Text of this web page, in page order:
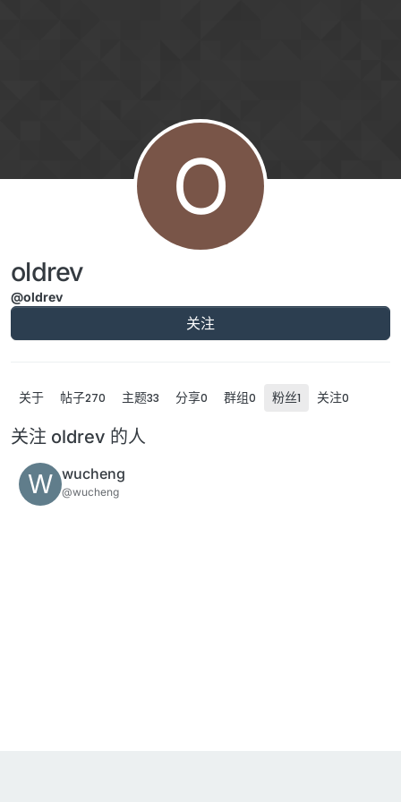
O
oldrev
@oldrev
关注
关于 帖子270 主题33 分享0 群组0 粉丝1 关注0
关注 oldrev 的人
W wucheng
@wucheng